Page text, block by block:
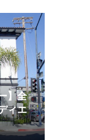
】全
ィエ